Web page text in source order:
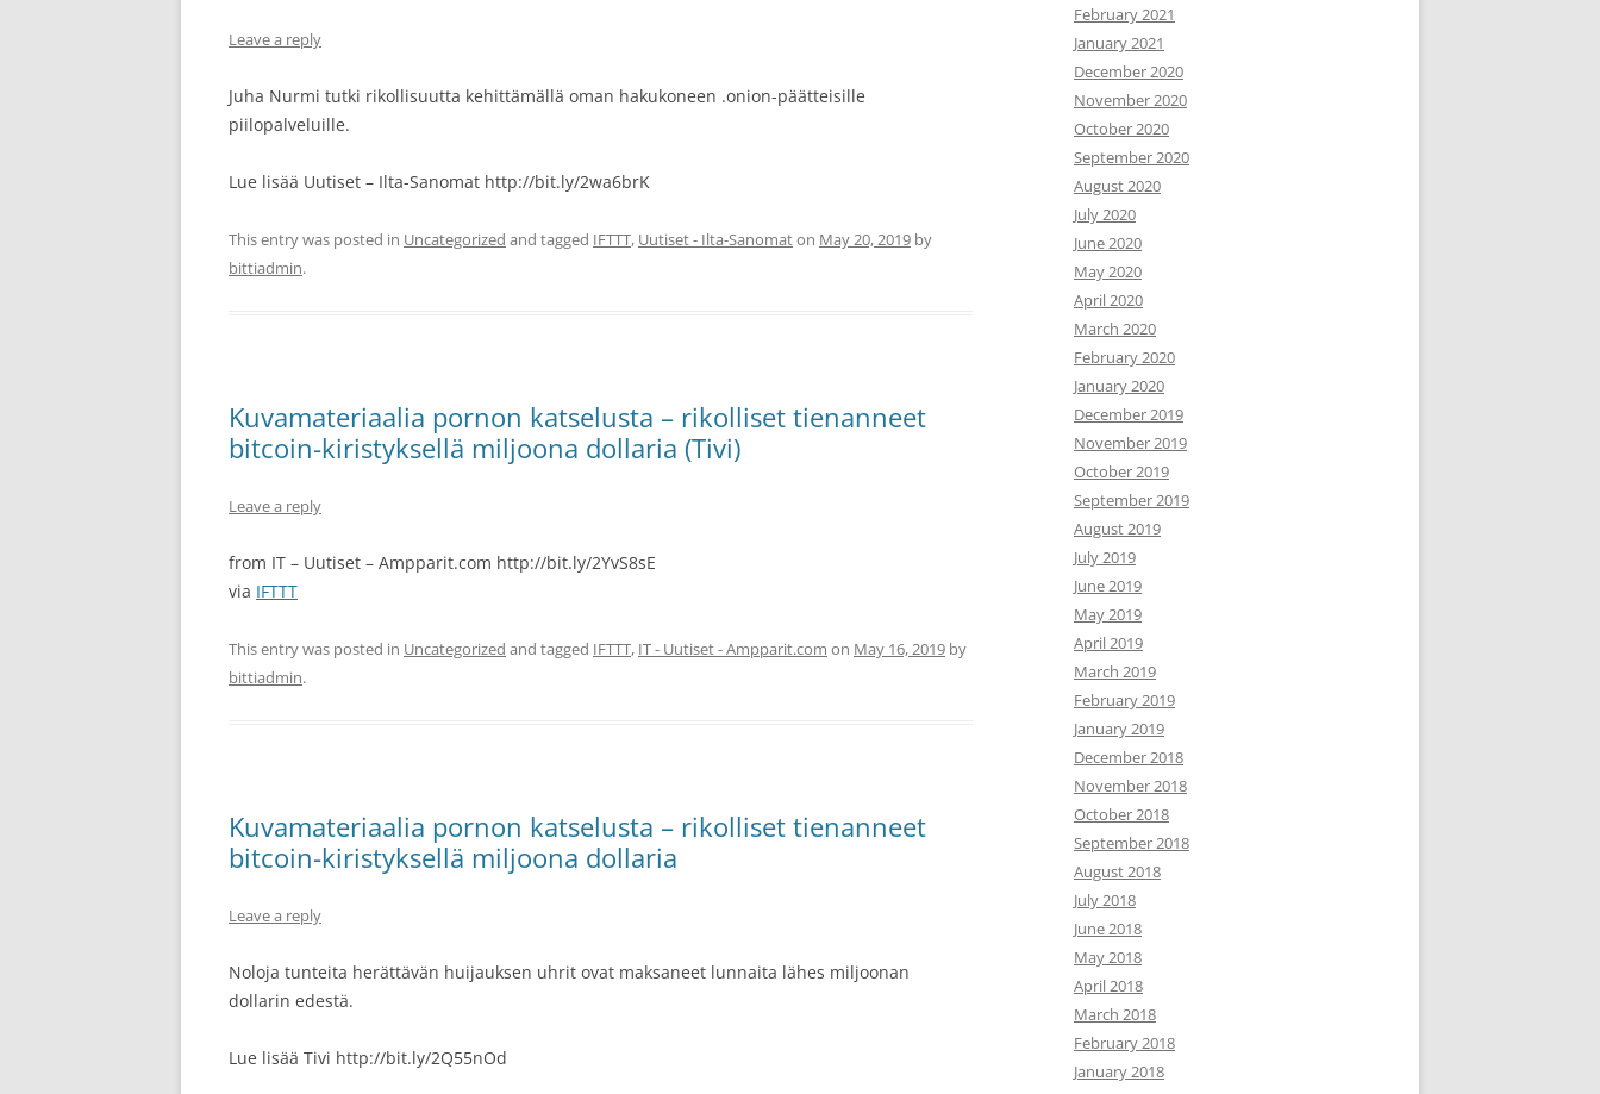
Leave a reply
Juha Nurmi tutki rikollisuutta kehittämällä oman hakukoneen .onion-päätteisille
piilopalveluille.
Lue lisää Uutiset – Ilta-Sanomat http://bit.ly/2wa6brK
This entry was posted in Uncategorized and tagged IFTTT, Uutiset - Ilta-Sanomaton May 20, 2019 by
bittiadmin.
Kuvamateriaalia pornon katselusta – rikolliset tienanneet
bitcoin-kiristyksellä miljoona dollaria (Tivi)
Leave a reply
from IT – Uutiset – Ampparit.com http://bit.ly/2YvS8sE
via IFTTT
This entry was posted in Uncategorized and tagged IFTTT, IT - Uutiset - Ampparit.com on May 16, 2019 by
bittiadmin.
Kuvamateriaalia pornon katselusta – rikolliset tienanneet
bitcoin-kiristyksellä miljoona dollaria
Leave a reply
Noloja tunteita herättävän huijauksen uhrit ovat maksaneet lunnaita lähes miljoonan
dollarin edestä.
Lue lisää Tivi http://bit.ly/2Q55nOd
February 2021
January 2021
December 2020
November 2020
October 2020
September 2020
August 2020
July 2020
June 2020
May 2020
April 2020
March 2020
February 2020
January 2020
December 2019
November 2019
October 2019
September 2019
August 2019
July 2019
June 2019
May 2019
April 2019
March 2019
February 2019
January 2019
December 2018
November 2018
October 2018
September 2018
August 2018
July 2018
June 2018
May 2018
April 2018
March 2018
February 2018
January 2018